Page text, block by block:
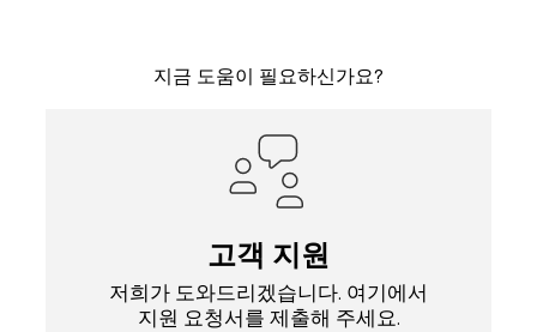
지금 도움이 필요하신가요?
고객 지원
저희가 도와드리겠습니다. 여기에서
지원 요청서를 제출해 주세요.